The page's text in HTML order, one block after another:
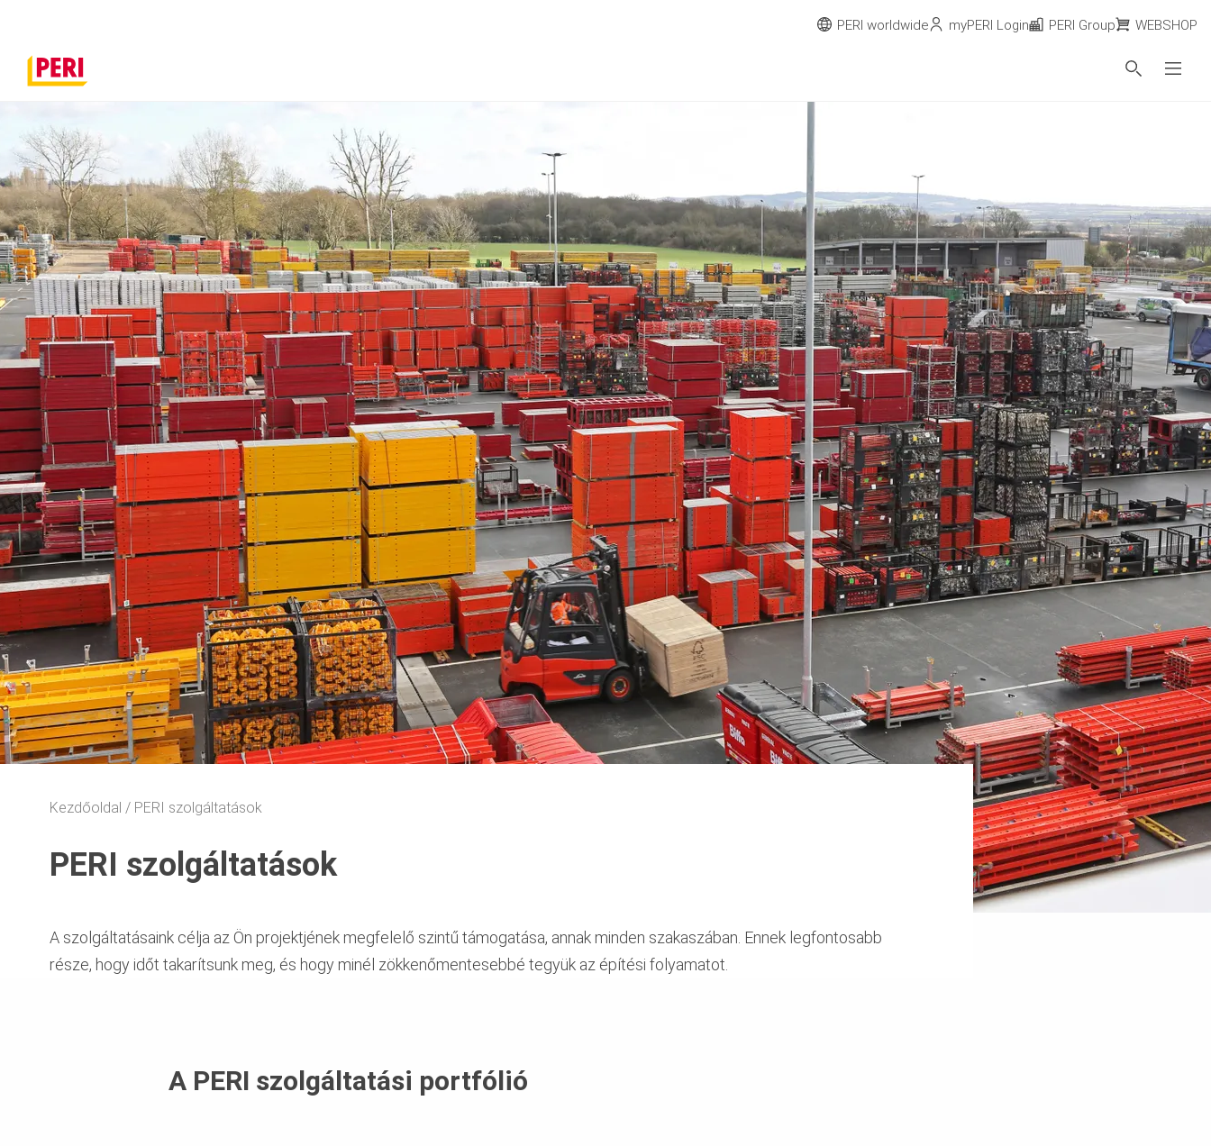
Kezdőoldal PERI szolgáltatások
PERI szolgáltatások
A szolgáltatásaink célja az Ön projektjének megfelelő szintű támogatása, annak minden szakaszában. Ennek legfontosabb
része, hogy időt takarítsunk meg, és hogy minél zökkenőmentesebbé tegyük az építési folyamatot.
A PERI szolgáltatási portfólió
PERI worldwide myPERI Login PERI Group WEBSHOP